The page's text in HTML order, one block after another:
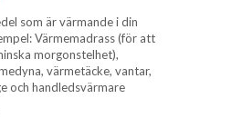
som är värmande i din
Värmemadrass (för att
morgonstelhet),
värmetäcke, vantar,
och handledsvärmare